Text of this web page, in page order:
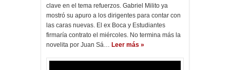
clave en el tema refuerzos. Gabriel Milito ya
mostró su apuro a los dirigentes para contar con
las caras nuevas. El ex Boca y Estudiantes
firmaría contrato el miércoles. No termina más la
novelita por Juan Sá… Leer más »